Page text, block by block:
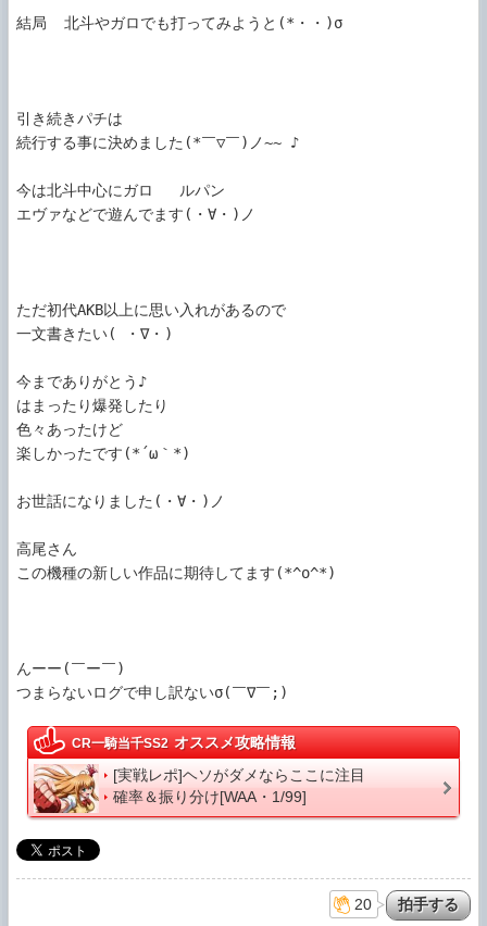
結局  北斗やガロでも打ってみようと(*・・)σ
引き続きパチは
続行する事に決めました(*￣▽￣)ノ~~ ♪
今は北斗中心にガロ   ルパン
エヴァなどで遊んでます(・∀・)ノ
ただ初代AKB以上に思い入れがあるので
一文書きたい( ・∇・)
今までありがとう♪
はまったり爆発したり
色々あったけど
楽しかったです(*´ω｀*)
お世話になりました(・∀・)ノ
高尾さん
この機種の新しい作品に期待してます(*^o^*)
んーー(￣ー￣)
CR一騎当千SS2 オススメ攻略情報
[実戦レポ]ヘソがダメならここに注目
確率＆振り分け[WAA・1/99]
20